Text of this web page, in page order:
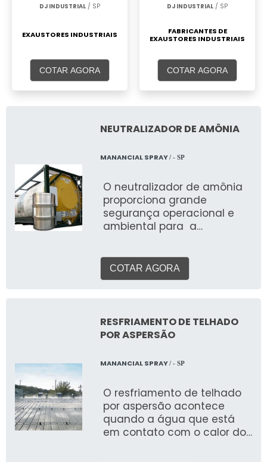
DJ INDUSTRIAL / SP
EXAUSTORES INDUSTRIAIS
COTAR AGORA
DJ INDUSTRIAL / SP
FABRICANTES DE
EXAUSTORES INDUSTRIAIS
COTAR AGORA
NEUTRALIZADOR DE AMÔNIA
MANANCIAL SPRAY/ - SP
O neutralizador de amônia
proporciona grande
segurança operacional e
ambiental para a
ou perigosos. Logo, esse
sistema pode estar
Informações relevantes do
sistema O sistema ainda é
de gases. O uso acontece
vazamento de gases
tóxicos, como o gás cloro
utilizado no tratamento de
água. Além disso esse tipo
COTAR AGORA
RESFRIAMENTO DE TELHADO
POR ASPERSÃO
MANANCIAL SPRAY/ - SP
O resfriamento de telhado
por aspersão acontece
quando a água que está
em contato com o calor do